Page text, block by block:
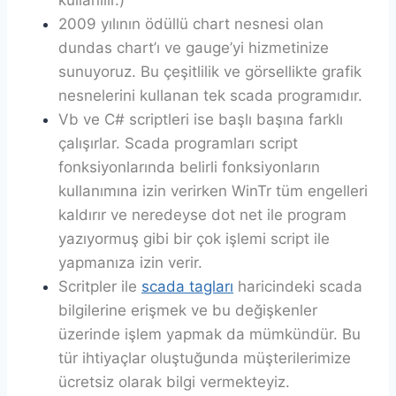
2009 yılının ödüllü chart nesnesi olan
dundas chart’ı ve gauge’yi hizmetinize
sunuyoruz. Bu çeşitlilik ve görsellikte grafik
nesnelerini kullanan tek scada programıdır.
Vb ve C# scriptleri ise başlı başına farklı
çalışırlar. Scada programları script
fonksiyonlarında belirli fonksiyonların
kullanımına izin verirken WinTr tüm engelleri
kaldırır ve neredeyse dot net ile program
yazıyormuş gibi bir çok işlemi script ile
yapmanıza izin verir.
Scritpler ile scada tagları haricindeki scada
bilgilerine erişmek ve bu değişkenler
üzerinde işlem yapmak da mümkündür. Bu
tür ihtiyaçlar oluştuğunda müşterilerimize
ücretsiz olarak bilgi vermekteyiz.